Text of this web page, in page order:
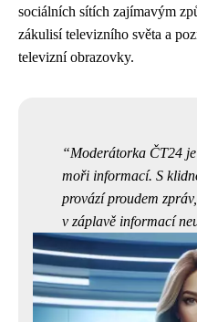
sociálních sítích zajímavým
zákulisí televizního světa a
televizní obrazovky.
Moderátorka ČT24
moři informací. S
provází proudem
v záplavě informací